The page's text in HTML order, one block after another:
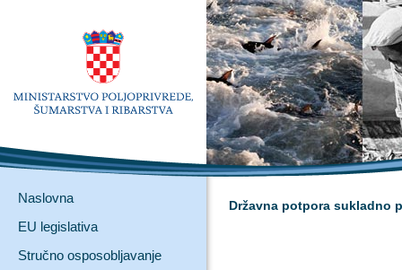
Naslovna
EU legislativa
Stručno osposobljavanje
Državna potpora sukladno